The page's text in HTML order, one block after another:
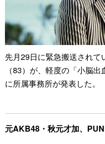
先月29日に緊急搬送され
（83）が、軽度の「小脳
に所属事務所が発表した。
元AKB48・秋元才加、